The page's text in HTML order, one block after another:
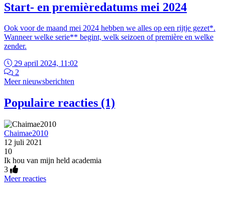
Start- en premièredatums mei 2024
Ook voor de maand mei 2024 hebben we alles op een rijtje gezet*.
Wanneer welke serie** begint, welk seizoen of première en welke
zender.
29 april 2024, 11:02
2
Meer nieuwsberichten
Populaire reacties (1)
Chaimae2010
12 juli 2021
10
Ik hou van mijn held academia
3
Meer reacties